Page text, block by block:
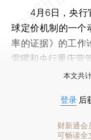
4月6日，央行
球定价机制的一
率的证据》的工作
雷曜和央行重庆营
本文共
登录 后
财新通会
可畅读全